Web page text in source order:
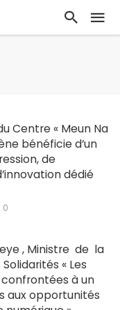
Centre « Meun Na
bénéficie d’un
de
dédié
0
, Ministre de la
« Les
à un
aux opportunités